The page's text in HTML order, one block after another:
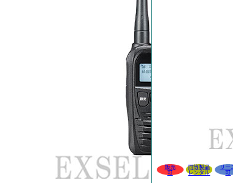
販売
可
同等製品
レンタル
リー
可